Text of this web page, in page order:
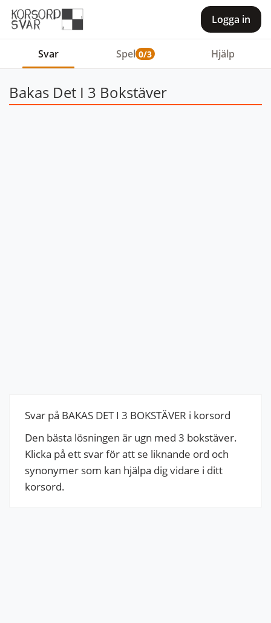
Logga in
Svar Spel 0/3 Hjälp
Bakas Det I 3 Bokstäver
Svar på BAKAS DET I 3 BOKSTÄVER i korsord
Den bästa lösningen är ugn med 3 bokstäver.
Klicka på ett svar för att se liknande ord och
synonymer som kan hjälpa dig vidare i ditt
korsord.